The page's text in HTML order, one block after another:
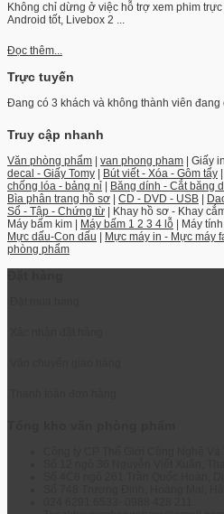
Không chỉ dừng ở việc hỗ trợ xem phim
Android tốt, Livebox 2 ...
Đọc thêm...
Trực tuyến
Đang có 3 khách và không thành viên đang
Truy cập nhanh
Văn phòng phẩm van phong pham | Giấy
decal - Giấy Tomy
Bút viết - Xóa - Gôm tẩy
chống lóa - bảng nỉ
Băng dính - Cắt băng
Bìa phân trang hồ sơ
CD - DVD - USB
Sổ - Tập - Chứng từ | Khay hồ sơ - Khay
Máy bấm kim |
Máy bấm 1 2 3 4 lỗ | Máy
Mực dấu-Con dấu
Mực máy in - Mực máy
phòng phẩm